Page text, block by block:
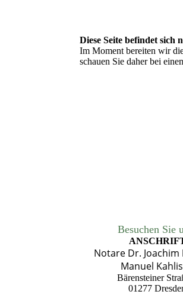
Diese Seite befindet sich
Im Moment bereiten wir
schauen Sie daher bei
Besuchen Sie
Notare Dr. Joachim
Manuel
Bärensteiner
01277